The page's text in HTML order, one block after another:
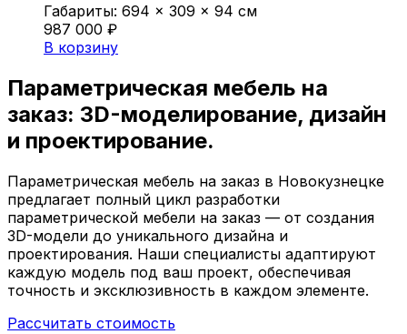
Габариты: 694 × 309 × 94 см
987 000 ₽
В корзину
Параметрическая мебель на
заказ: 3D-моделирование, дизайн
и проектирование.
Параметрическая мебель на заказ в Новокузнецке
предлагает полный цикл разработки
параметрической мебели на заказ — от создания
3D-модели до уникального дизайна и
проектирования. Наши специалисты адаптируют
каждую модель под ваш проект, обеспечивая
точность и эксклюзивность в каждом элементе.
Рассчитать стоимость